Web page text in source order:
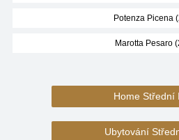
Potenza Picena
Marotta Pesaro
Home Střední
Ubytování